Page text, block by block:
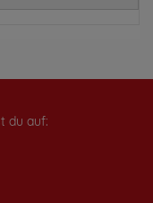
du auf: